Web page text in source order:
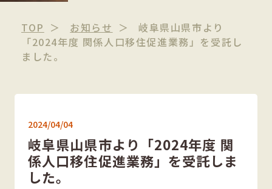
TOP お知らせ
岐阜県山県市より
「2024年度 関係人口移住促進業務」を受託し
ました。
2024/04/04
岐阜県山県市より「2024年度 関
係人口移住促進業務」を受託しま
した。